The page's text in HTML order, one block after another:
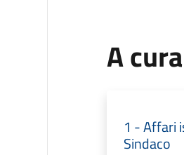
A
1 - Affari
Sindaco